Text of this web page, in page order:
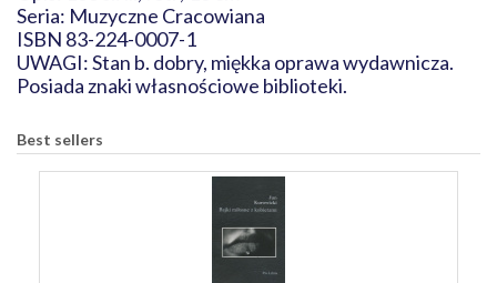
Seria: Muzyczne Cracowiana
ISBN 83-224-0007-1
UWAGI: Stan b. dobry, miękka oprawa wydawnicza.
Posiada znaki własnościowe biblioteki.
Best sellers